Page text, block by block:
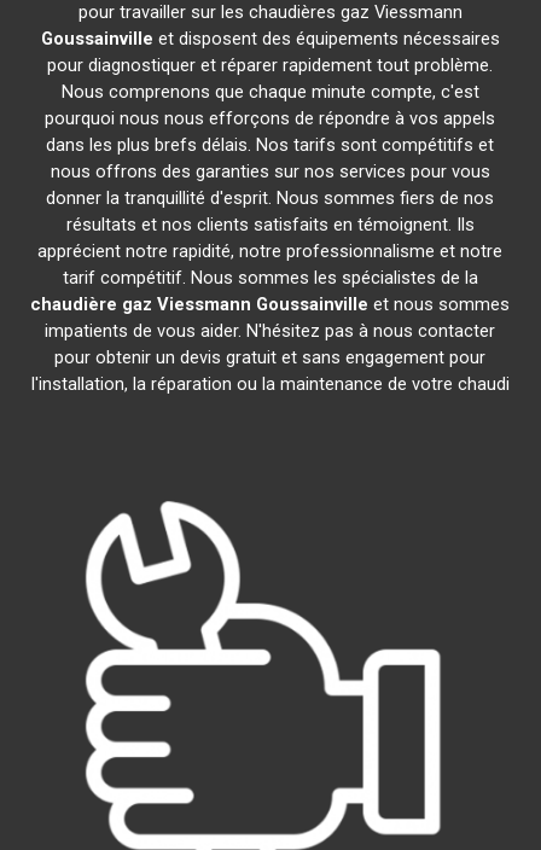
pour travailler sur les chaudières gaz Viessmann
Goussainville et disposent des équipements nécessaires
pour diagnostiquer et réparer rapidement tout problème.
Nous comprenons que chaque minute compte, c'est
pourquoi nous nous efforçons de répondre à vos appels
dans les plus brefs délais. Nos tarifs sont compétitifs et
nous offrons des garanties sur nos services pour vous
donner la tranquillité d'esprit. Nous sommes fiers de nos
résultats et nos clients satisfaits en témoignent. Ils
apprécient notre rapidité, notre professionnalisme et notre
tarif compétitif. Nous sommes les spécialistes de la
chaudière gaz Viessmann Goussainville et nous sommes
impatients de vous aider. N'hésitez pas à nous contacter
pour obtenir un devis gratuit et sans engagement pour
l'installation, la réparation ou la maintenance de votre chaudi